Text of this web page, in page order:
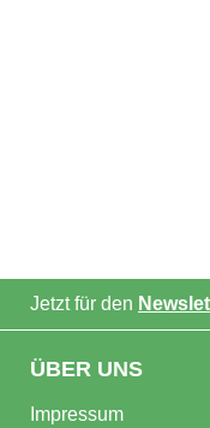
Jetzt für den
ÜBER UNS
Impressum